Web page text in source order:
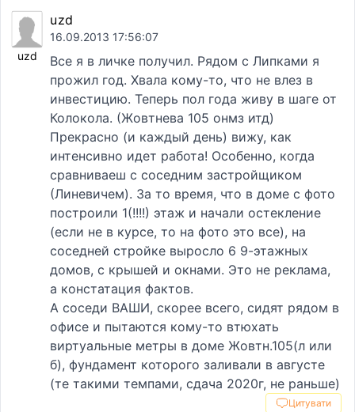
uzd
uzd
16.09.2013 17:56:07
Все я в личке получил. Рядом с Липками я
прожил год. Хвала кому-то, что не влез в
инвестицию. Теперь пол года живу в шаге от
Колокола. (Жовтнева 105 онмз итд)
Прекрасно (и каждый день) вижу, как
интенсивно идет работа! Особенно, когда
сравниваеш с соседним застройщиком
(Линевичем). За то время, что в доме с фото
построили 1(!!!!) этаж и начали остекление
(если не в курсе, то на фото это все), на
соседней стройке выросло 6 9-этажных
домов, с крышей и окнами. Это не реклама,
а констатация фактов.
А соседи ВАШИ, скорее всего, сидят рядом в
офисе и пытаются кому-то втюхать
виртуальные метры в доме Жовтн.105(л или
б), фундамент которого заливали в августе
(те такими темпами, сдача 2020г, не раньше)
Цитувати